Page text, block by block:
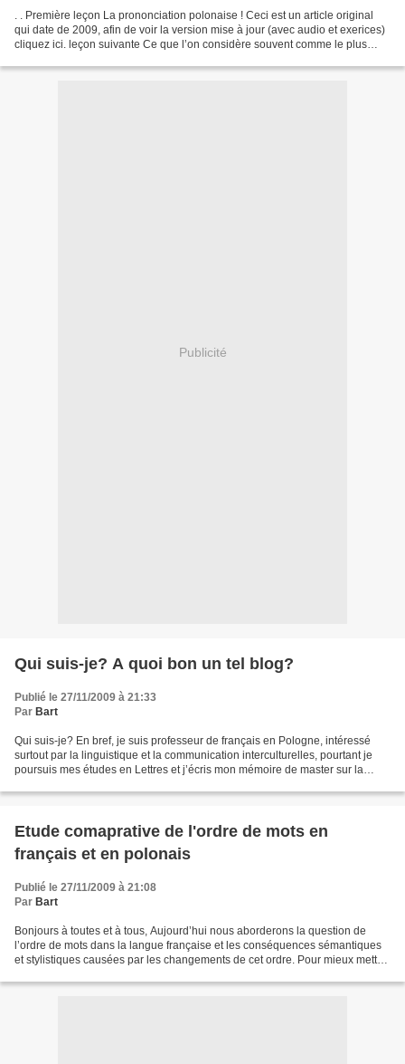
. . Première leçon La prononciation polonaise ! Ceci est un article original
qui date de 2009, afin de voir la version mise à jour (avec audio et exerices)
cliquez ici. leçon suivante Ce que l’on considère souvent comme le plus
Publicité
Qui suis-je? A quoi bon un tel blog?
Publié le 27/11/2009 à 21:33
Par Bart
Qui suis-je? En bref, je suis professeur de français en Pologne, intéressé
surtout par la linguistique et la communication interculturelles, pourtant je
poursuis mes études en Lettres et j’écris mon mémoire de master sur la
Etude comaprative de l'ordre de mots en
français et en polonais
Publié le 27/11/2009 à 21:08
Par Bart
Bonjours à toutes et à tous, Aujourd’hui nous aborderons la question de
l’ordre de mots dans la langue française et les conséquences sémantiques
et stylistiques causées par les changements de cet ordre. Pour mieux mettre